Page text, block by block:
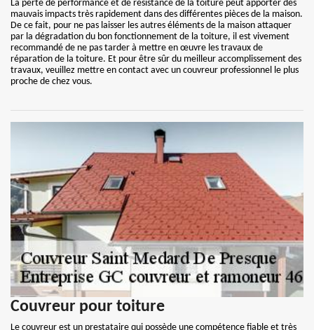
La perte de performance et de résistance de la toiture peut apporter des
mauvais impacts très rapidement dans des différentes pièces de la maison.
De ce fait, pour ne pas laisser les autres éléments de la maison attaquer
par la dégradation du bon fonctionnement de la toiture, il est vivement
recommandé de ne pas tarder à mettre en œuvre les travaux de
réparation de la toiture. Et pour être sûr du meilleur accomplissement des
travaux, veuillez mettre en contact avec un couvreur professionnel le plus
proche de chez vous.
Couvreur pour toiture
Le couvreur est un prestataire qui possède une compétence fiable et très